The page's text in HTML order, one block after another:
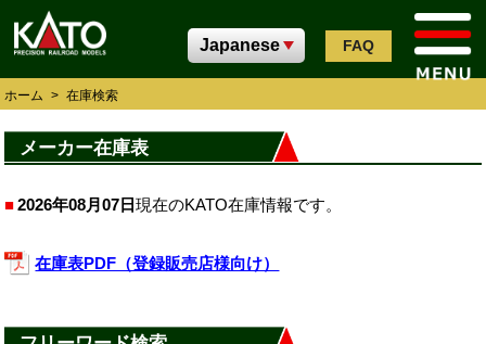
FAQ
ホーム > 在庫検索
メーカー在庫表
2026年08月07日現在のKATO在庫情報です。
在庫表PDF（登録販売店様向け）